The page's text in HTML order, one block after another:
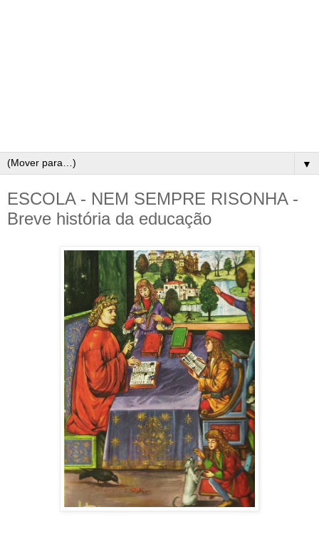
▼
ESCOLA - NEM SEMPRE RISONHA -
Breve história da educação